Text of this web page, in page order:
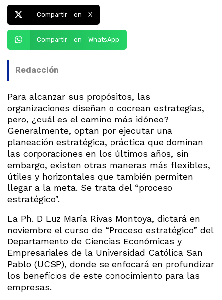
Compartir en X
Compartir en WhatsApp
Redacción
Para alcanzar sus propósitos, las
organizaciones diseñan o cocrean estrategias,
pero, ¿cuál es el camino más idóneo?
Generalmente, optan por ejecutar una
planeación estratégica, práctica que dominan
las corporaciones en los últimos años, sin
embargo, existen otras maneras más flexibles,
útiles y horizontales que también permiten
llegar a la meta. Se trata del “proceso
estratégico”.
La Ph. D Luz María Rivas Montoya, dictará en
noviembre el curso de “Proceso estratégico” del
Departamento de Ciencias Económicas y
Empresariales de la Universidad Católica San
Pablo (UCSP), donde se enfocará en profundizar
los beneficios de este conocimiento para las
empresas.